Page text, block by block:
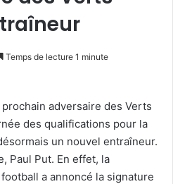
Temps de lecture 1 minute
prochain adversaire des Verts
des qualifications pour la
un nouvel entraîneur.
Paul Put. En effet, la
a annoncé la signature